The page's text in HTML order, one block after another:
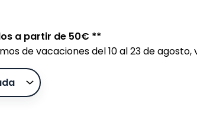
a partir de 50€ **
de vacaciones del 10 al 23 de